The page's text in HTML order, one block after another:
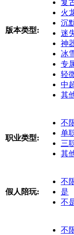
版本类型:
复
火
沉
迷
神
冰
专
轻
中
其
职业类型:
不
单
三
其
假人陪玩:
不
是
不
不